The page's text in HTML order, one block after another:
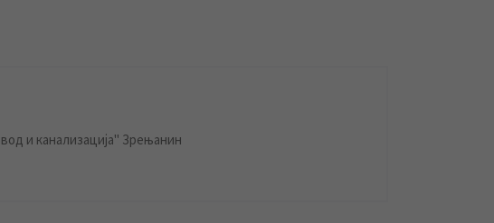
и канализација" Зрењанин